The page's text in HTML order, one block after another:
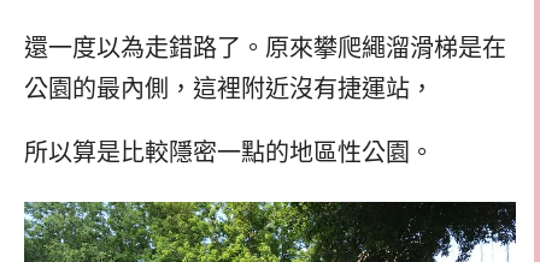
還一度以為走錯路了。原來攀爬繩溜滑梯是在
公園的最內側，這裡附近沒有捷運站，
所以算是比較隱密一點的地區性公園。